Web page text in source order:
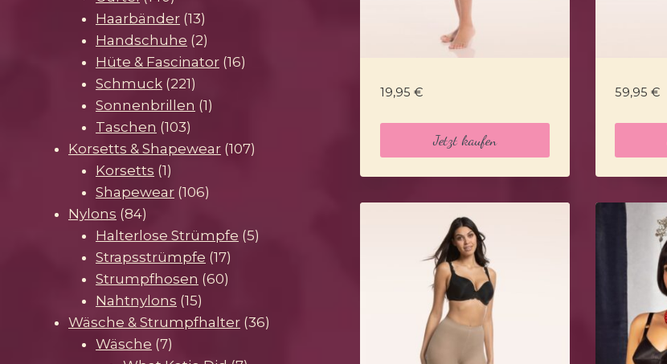
19,95 €
Jetzt kaufen
59,95€
Produkte
Haarbänder 1313
Produkte
Handschuhe 22
Produkte
Hüte & Fascinator 1616
Schmuck 221221
Produkte
Sonnenbrillen 11
Taschen 103103
Produkte
Korsetts & Shapewear 107107
Korsetts 11
Produkt
Shapewear 106106
Nylons 8484
Produkte
Halterlose Strümpfe 55
Strapsstrümpfe 1717
Produkte
Strumpfhosen 6060
Nahtnylons 1515
Produkte
Wäsche & Strumpfhalter 3636
Wäsche 77